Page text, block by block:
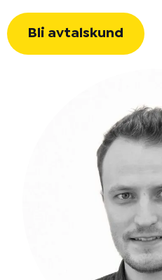
Bli avtalskund